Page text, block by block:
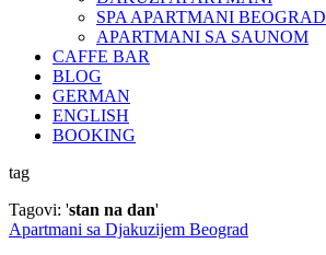
SPA APARTMANI BEOGRAD
APARTMANI SA SAUNOM
CAFFE BAR
BLOG
GERMAN
ENGLISH
BOOKING
tag
Tagovi: 'stan na dan'
Apartmani sa Djakuzijem Beograd